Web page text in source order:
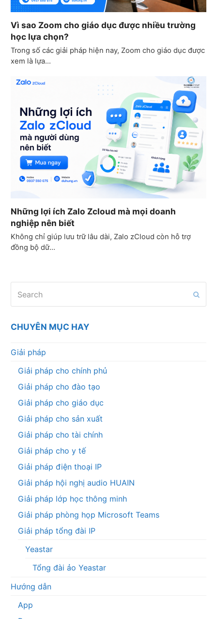
Vì sao Zoom cho giáo dục được nhiều trường
học lựa chọn?
Trong số các giải pháp hiện nay, Zoom cho giáo dục được
xem là lựa…
Những lợi ích Zalo Zcloud mà mọi doanh
nghiệp nên biết
Không chỉ giúp lưu trữ lâu dài, Zalo zCloud còn hỗ trợ
đồng bộ dữ…
CHUYÊN MỤC HAY
Giải pháp
Giải pháp cho chính phủ
Giải pháp cho đào tạo
Giải pháp cho giáo dục
Giải pháp cho sản xuất
Giải pháp cho tài chính
Giải pháp cho y tế
Giải pháp điện thoại IP
Giải pháp hội nghị audio HUAIN
Giải pháp lớp học thông minh
Giải pháp phòng họp Microsoft Teams
Giải pháp tổng đài IP
Yeastar
Tổng đài ảo Yeastar
Hướng dẫn
App